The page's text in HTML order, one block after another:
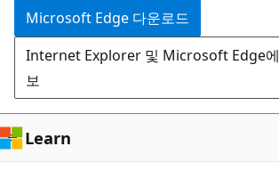
건
너
뛰
기
Microsoft Edge 다운로드
Internet Explorer 및 Microsoft Edge에
보
Learn